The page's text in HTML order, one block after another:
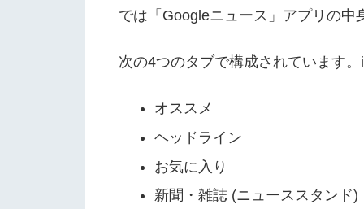
では「Googleニュース」アプリの中
次の4つのタブで構成されています
オススメ
ヘッドライン
お気に入り
新聞・雑誌 (ニューススタンド)